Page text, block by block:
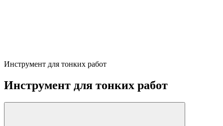
Инструмент для тонких работ
Инструмент для тонких работ